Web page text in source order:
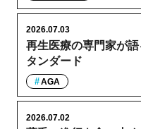
再生医療の専門家が
タンダード
2026.07.03
AGA
2026.07.02